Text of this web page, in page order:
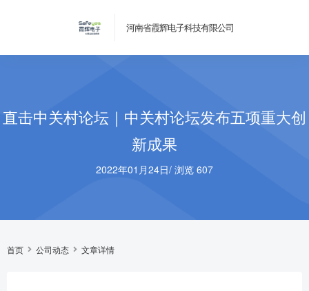
河南省霞辉电子科技有限公司
直击中关村论坛｜中关村论坛发布五项重大创
新成果
2022年01月24日/ 浏览 607
首页 公司动态 文章详情